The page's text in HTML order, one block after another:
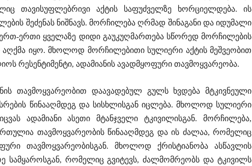
თავისუფლებრივი აქტის საფუძველზე ხორციელდება. ის
შეძენას ნიშნავს. მორჩილება ღრმად შინაგანი და იდუმალი
ერთი ყველაზე დიდი გაუკუღმართება სწორედ მორჩილების
აღქმა იყო. მხოლოდ მორჩილებითი სულიერი აქტის მეშვეობით
რესენტიმენტი, ადამიანის ავადმყოფური თავმოყვარეობა.
თავმოყვარეობით დაავადებულ გულს ხვდება მტკივნეული
წინააღმდეგ და სისხლისგან იცლება. მხოლოდ სულიერი
ადამიანი ასეთი მტანჯველი ტკივილისგან. მორჩილება,
თავმოყვარეობის წინააღმდეგ და ის ძალაა, რომელიც
თავმოყვარეობისგან. მხოლოდ ქრისტიანობა ასწავლის
სამყაროსგან, რომელიც გვიტევს, ძალმომრეობს და ტკივილს